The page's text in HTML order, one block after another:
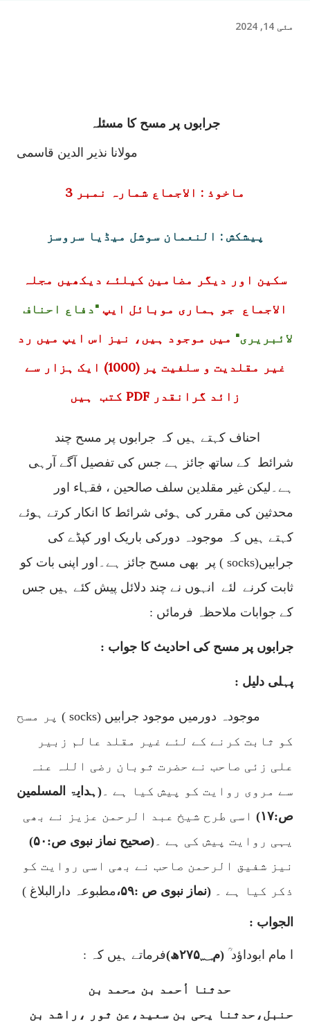
مئی 14, 2024
جرابوں پر مسح کا مسئلہ
مولانا نذیر الدین قاسمی
ماخوذ : الاجماع شمارہ نمبر 3
پیشکش : النعمان سوشل میڈیا سروسز
سکین اور دیگر مضامین کیلئے دیکھیں مجلہ
الاجماع جو ہماری موبائل ایپ "دفاع احناف
لائبریری" میں موجود ہیں، نیز اس ایپ میں رد
غیر مقلدیت و سلفیت پر (1000) ایک ہزار سے
زائد گرانقدر PDF کتب ہیں
احناف کہتے ہیں کہ جرابوں پر مسح چند
شرائط کے ساتھ جائز ہے جس کی تفصیل آگے آرہی
ہے۔لیکن غیر مقلدین سلف صالحین ، فقہاء اور
محدثین کی مقرر کی ہوئی شرائط کا انکار کرتے ہوئے
کہتے ہیں کہ موجودہ دورکی باریک اور کپڈے کی
جرابیں(socks ) پر
بھی مسح جائز ہے۔اور اپنی بات کو
ثابت کرنے لئے
انہوں نے چند دلائل پیش کئے ہیں جس
کے جوابات ملاحظہ فرمائں :
جرابوں پر مسح کی احادیث کا جواب :
پہلی دلیل :
موجودہ دورمیں موجود جرابیں (socks ) پر مسح
کو ثابت کرنے کے لئے غیر مقلد عالم زبیر
علی زئی صاحب نے حضرت ثوبان رضی اللہ عنہ
سے مروی روایت کو پیش کیا ہے ۔(ہدایۃ المسلمین
ص:۱۷)
اسی طرح شیخ عبد الرحمن عزیز نے بھی
یہی روایت پیش کی ہے ۔(صحیح نماز نبوی ص: ۵۰)
نیز شفیق الرحمن صاحب نے بھی اسی روایت کو
ذکر کیا ہے ۔ (نماز نبوی ص :۵۹،مطبوعہ دارالبلاغ )
الجواب :
ا مام ابوداؤد ؒ (م۲۷۵؁ھ)فرماتے ہیں کہ :
حدثنا أحمد بن محمد بن
حنبل،حدثنا یحی بن سعید،عن ثور ،راشد بن